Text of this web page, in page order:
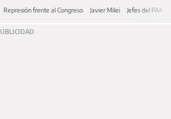
Represión frente al Congreso Javier Milei Jefes del PAMI